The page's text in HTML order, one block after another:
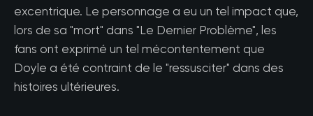
excentrique. Le personnage a eu un tel impact que,
lors de sa "mort" dans "Le Dernier Problème", les
fans ont exprimé un tel mécontentement que
Doyle a été contraint de le "ressusciter" dans des
histoires ultérieures.